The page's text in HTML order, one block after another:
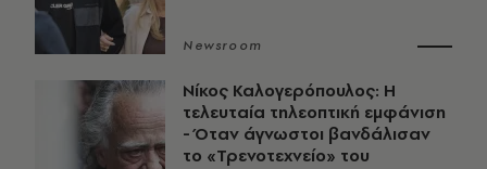
Newsroom
Νίκος Καλογερόπουλος: Η
τελευταία τηλεοπτική εμφάνιση
- Όταν άγνωστοι βανδάλισαν
το «Τρενοτεχνείο» του